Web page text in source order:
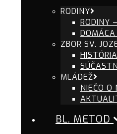
RODINY
RODINY
ZBOR SV.
HISTÓRIA
MLÁDEŽ
NIEČO O
BL. METOD